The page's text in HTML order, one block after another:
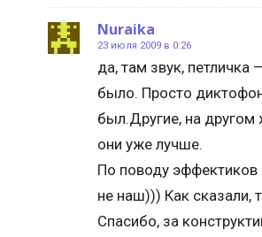
Nuraika
23 июля 2009 в 0:26
да, там звук, петличка
было. Просто
был.Другие, на
они уже лучше.
По поводу эффектиков
не наш))) Как сказали,
Спасибо, за